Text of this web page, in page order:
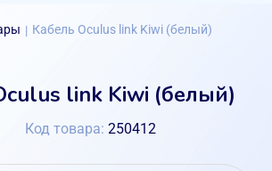
| Кабель Oculus link Kiwi (белый)
link Kiwi (белый)
Код товара: 250412